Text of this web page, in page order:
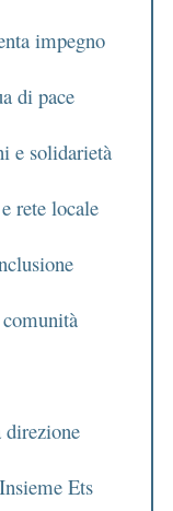
impegno
di pace
e solidarietà
rete locale
direzione
Ets